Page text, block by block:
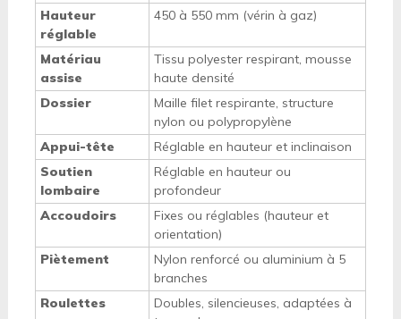
Hauteur
réglable
450 à 550 mm (vérin à gaz)
Matériau
assise
Tissu polyester respirant, mousse
haute densité
Dossier
Maille filet respirante, structure
nylon ou polypropylène
Appui-tête
Réglable en hauteur et inclinaison
Soutien
lombaire
Réglable en hauteur ou
profondeur
Accoudoirs
Fixes ou réglables (hauteur et
orientation)
Piètement
Nylon renforcé ou aluminium à 5
branches
Roulettes
Doubles, silencieuses, adaptées à